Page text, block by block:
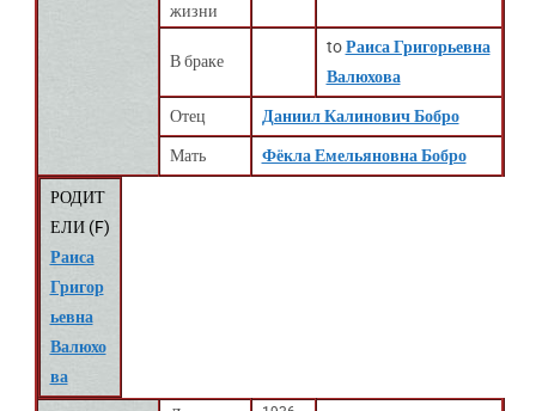
жизни
В браке
toРаиса Григорьевна
Валюхова
Отец Даниил Калинович Бобро
Мать Фёкла Емельяновна Бобро
РОДИТ
ЕЛИ (F)
Раиса
Григор
ьевна
Валюхо
ва